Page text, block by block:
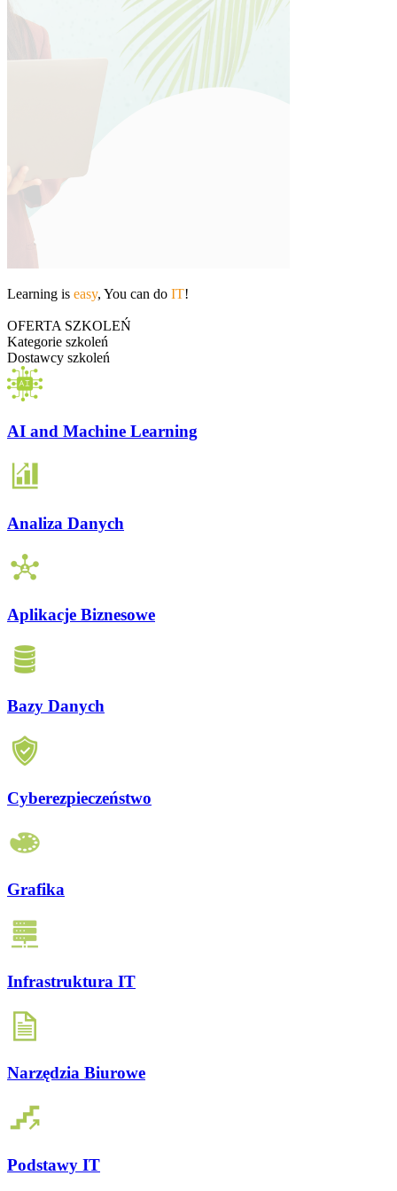
Learning is easy, You can do IT!
OFERTA SZKOLEŃ
Kategorie szkoleń
Dostawcy szkoleń
AI and Machine Learning
Analiza Danych
Aplikacje Biznesowe
Bazy Danych
Cyberezpieczeństwo
Grafika
Infrastruktura IT
Narzędzia Biurowe
Podstawy IT